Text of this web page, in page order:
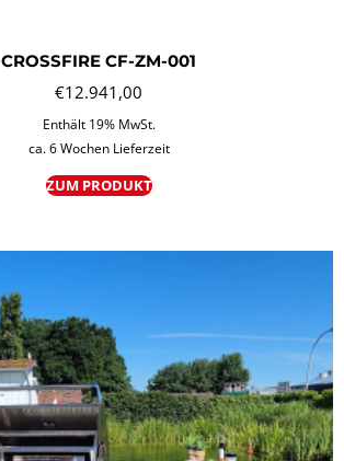
CROSSFIRE CF-ZM-001
€12.941,00
Enthält 19% MwSt.
ca. 6 Wochen Lieferzeit
ZUM PRODUKT